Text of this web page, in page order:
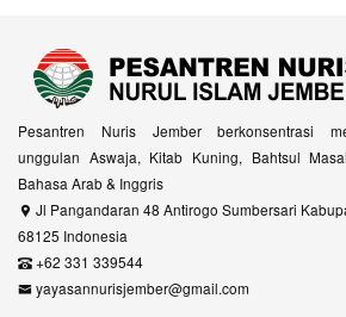
Pesantren Nuris Jember berkonsentrasi
unggulan Aswaja, Kitab Kuning, Bahtsul
Bahasa Arab & Inggris
Jl Pangandaran 48 Antirogo Sumbersari
68125 Indonesia
+62 331 339544
yayasannurisjember@gmail.com